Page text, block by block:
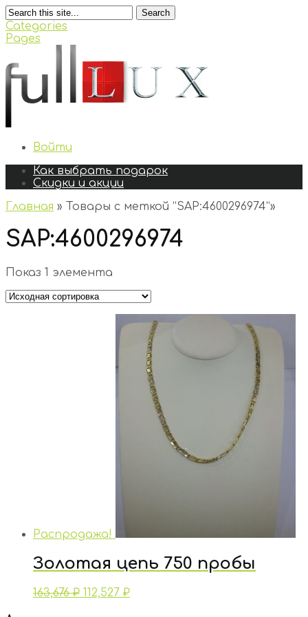
Search
Categories
Pages
Войти
Как выбрать подарок
Скидки и акции
Главная » Товары с меткой “SAP:4600296974”»
SAP:4600296974
Показ 1 элемента
Распродажа!
Золотая цепь 750 пробы
163,676₽ 112,527 ₽